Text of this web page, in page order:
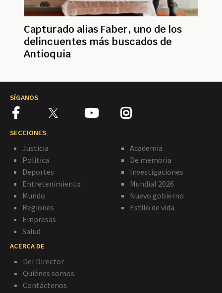
Capturado alias Faber, uno de los
delincuentes más buscados de
Antioquia
SÍGANOS
SECCIONES
Justicia
Política
Deportes
Entretenimiento
Mundo
Regiones
Empresas
Salud
Academia
De memoria
Investigaciones
Mundial 2026
Nuevo gobierno
Estilo de vida
ACERCA DE
Del Director
Quiénes somos
Contáctenos